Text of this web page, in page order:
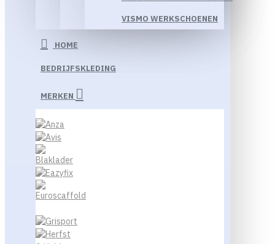
VISMO WERKSCHOENEN
HOME
BEDRIJFSKLEDING
MERKEN